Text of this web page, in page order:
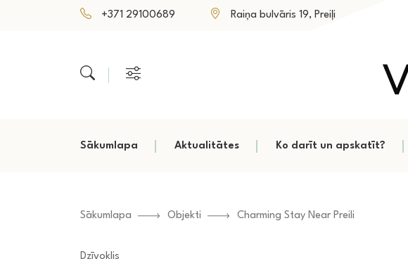
+371 29100689 Raiņa bulvāris 19, Preiļi
Sākumlapa Aktualitātes Ko darīt un apskatīt?
Sākumlapa Objekti Charming Stay Near Preili
Dzīvoklis